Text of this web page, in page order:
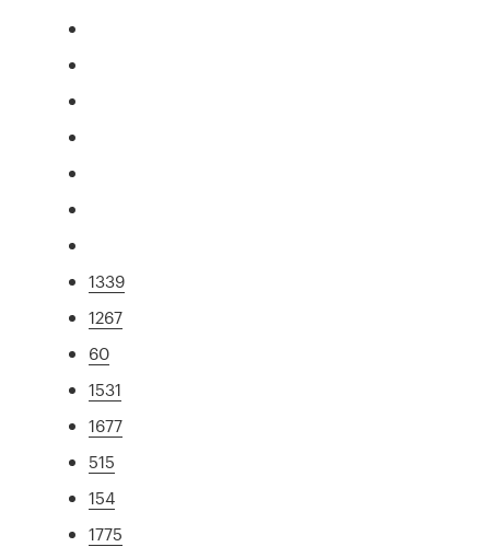
1339
1267
60
1531
1677
515
154
1775